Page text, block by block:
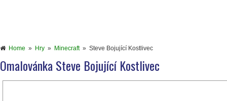
Home » Hry » Minecraft» Steve Bojující Kostlivec
Omalovánka Steve Bojující Kostlivec